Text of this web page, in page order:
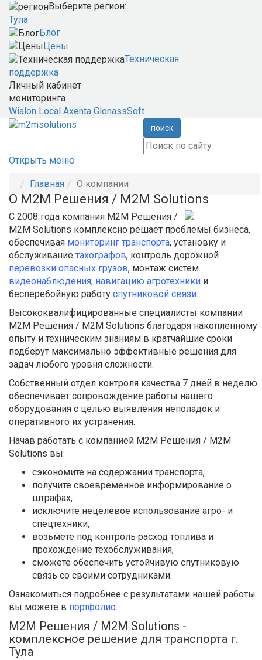
Выберите регион:
Тула
Блог
Цены
Техническая
поддержка
Личный кабинет
мониторинга
Wialon Local Axenta GlonassSoft
поиск
Открыть меню
Главная О компании
О М2М Решения / M2M Solutions
С 2008 года компания М2М Решения /
M2M Solutions комплексно решает проблемы бизнеса,
обеспечивая мониторинг транспорта, установку и
обслуживание тахографов, контроль дорожной
перевозки опасных грузов, монтаж систем
видеонаблюдения, навигацию агротехники и
бесперебойную работу спутниковой связи.
Высококвалифицированные специалисты компании
М2М Решения / M2M Solutions благодаря накопленному
опыту и техническим знаниям в кратчайшие сроки
подберут максимально эффективные решения для
задач любого уровня сложности.
Собственный отдел контроля качества 7 дней в неделю
обеспечивает сопровождение работы нашего
оборудования с целью выявления неполадок и
оперативного их устранения.
Начав работать с компанией М2М Решения / M2M
Solutions вы:
сэкономите на содержании транспорта,
получите своевременное информирование о
штрафах,
исключите нецелевое использование агро- и
спецтехники,
возьмете под контроль расход топлива и
прохождение техобслуживания,
сможете обеспечить устойчивую спутниковую
связь со своими сотрудниками.
Ознакомиться подробнее с результатами нашей работы
вы можете в портфолио.
М2М Решения / M2M Solutions -
комплексное решение для транспорта г.
Тула